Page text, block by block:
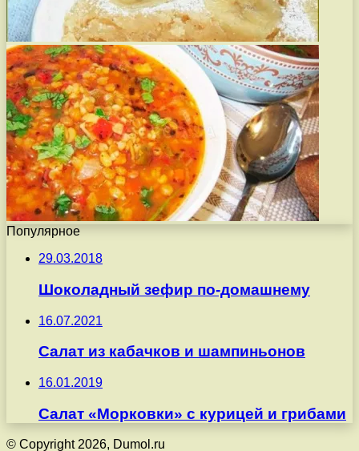
Популярное
29.03.2018
Шоколадный зефир по-домашнему
16.07.2021
Салат из кабачков и шампиньонов
16.01.2019
Салат «Морковки» с курицей и грибами
© Copyright 2026, Dumol.ru